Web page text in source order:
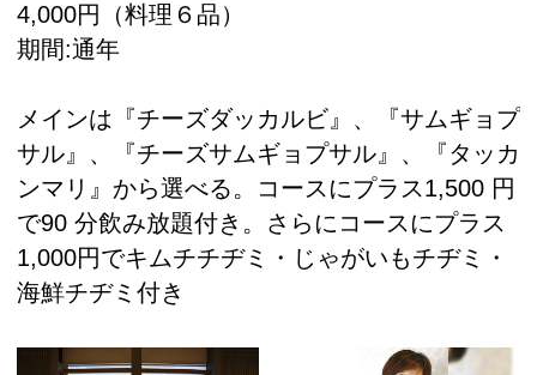
4,000円（料理６品）
期間:通年
メインは『チーズダッカルビ』、『サムギョプ
サル』、『チーズサムギョプサル』、『タッカ
ンマリ』から選べる。コースにプラス1,500 円
で90 分飲み放題付き。さらにコースにプラス
1,000円でキムチチヂミ・じゃがいもチヂミ・
海鮮チヂミ付き